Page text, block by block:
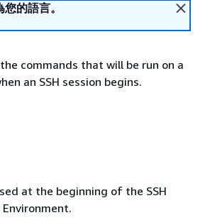
的語言。
commands that will be run on a
an SSH session begins.
at the beginning of the SSH